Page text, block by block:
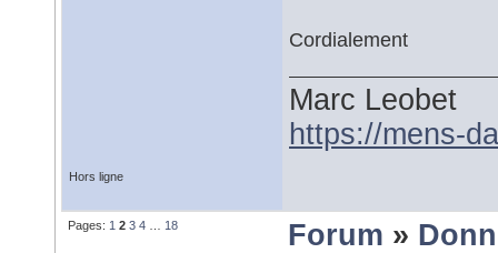
Cordialement
Marc Leobet
https://mens-
Hors ligne
Pages: 1 2 3 4 18 Forum »